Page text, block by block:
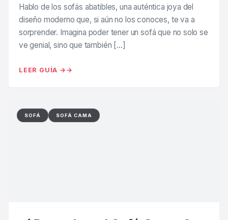
Hablo de los sofás abatibles, una auténtica joya del
diseño moderno que, si aún no los conoces, te va a
sorprender. Imagina poder tener un sofá que no solo se
ve genial, sino que también […]
LEER GUÍA →
SOFÁ SOFÁ CAMA